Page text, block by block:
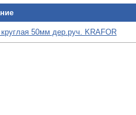
круглая 50мм дер.руч. KRAFOR